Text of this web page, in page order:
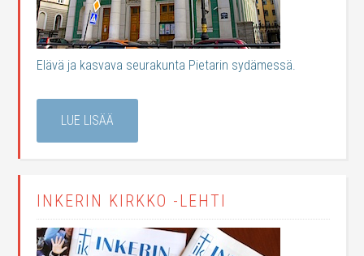
Elävä ja kasvava seurakunta Pietarin sydämessä.
LUE LISÄÄ
INKERIN KIRKKO -LEHTI